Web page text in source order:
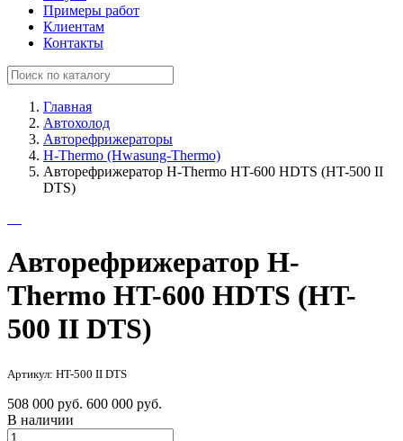
Примеры работ
Клиентам
Контакты
Главная
Автохолод
Авторефрижераторы
H-Thermo (Hwasung-Thermo)
Авторефрижератор H-Thermo HT-600 HDTS (HT-500 II
DTS)
Авторефрижератор H-
Thermo HT-600 HDTS (HT-
500 II DTS)
Артикул: HT-500 II DTS
508 000 руб. 600 000 руб.
В наличии